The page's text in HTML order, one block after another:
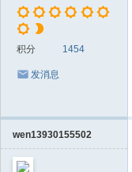
积分 1454
发消息
wen13930155502